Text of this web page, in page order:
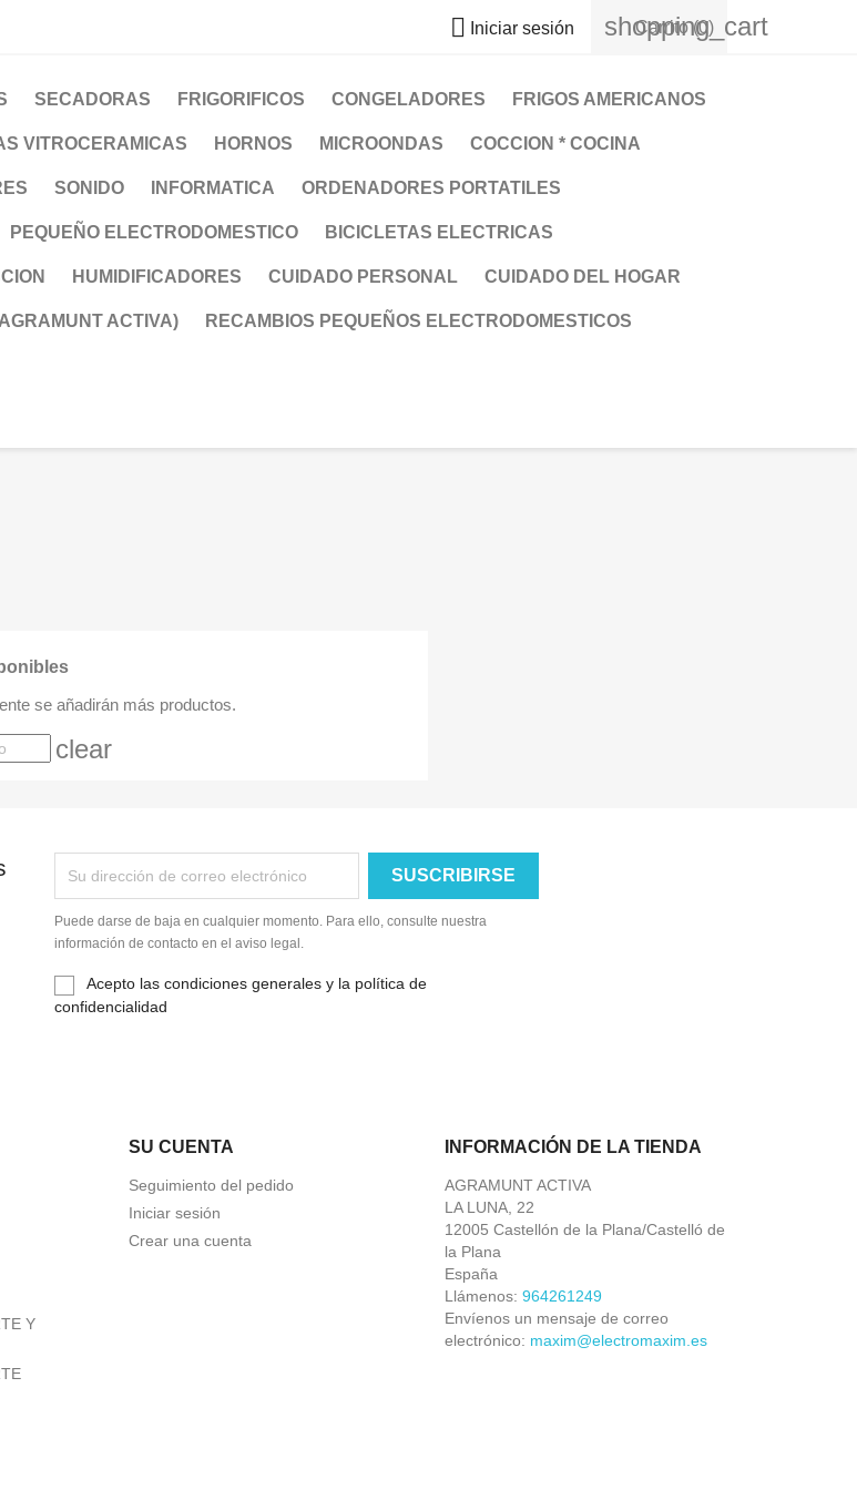
 Iniciar sesión shopping_cart
Carrito (0)
SECADORAS FRIGORIFICOS CONGELADORES FRIGOS AMERICANOS
VITROCERAMICAS HORNOS MICROONDAS COCCION * COCINA
SONIDO INFORMATICA ORDENADORES PORTATILES
PEQUEÑO ELECTRODOMESTICO BICICLETAS ELECTRICAS
HUMIDIFICADORES CUIDADO PERSONAL CUIDADO DEL HOGAR
ACTIVA) RECAMBIOS PEQUEÑOS ELECTRODOMESTICOS
se añadirán más productos.
clear
Puede darse de baja en cualquier momento. Para ello, consulte nuestra
información de contacto en el aviso legal.
Acepto las condiciones generales y la política de
confidencialidad
Y
SU CUENTA
Seguimiento del pedido
Iniciar sesión
Crear una cuenta
INFORMACIÓN DE LA TIENDA
AGRAMUNT ACTIVA
LA LUNA, 22
12005 Castellón de la Plana/Castelló de
la Plana
España
Llámenos: 964261249
Envíenos un mensaje de correo
electrónico: maxim@electromaxim.es